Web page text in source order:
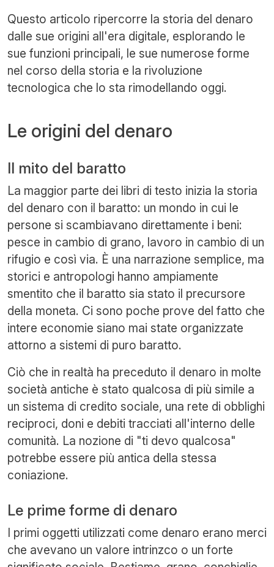
Questo articolo ripercorre la storia del denaro
dalle sue origini all'era digitale, esplorando le
sue funzioni principali, le sue numerose forme
nel corso della storia e la rivoluzione
tecnologica che lo sta rimodellando oggi.
Le origini del denaro
Il mito del baratto
La maggior parte dei libri di testo inizia la storia
del denaro con il baratto: un mondo in cui le
persone si scambiavano direttamente i beni:
pesce in cambio di grano, lavoro in cambio di un
rifugio e così via. È una narrazione semplice, ma
storici e antropologi hanno ampiamente
smentito che il baratto sia stato il precursore
della moneta. Ci sono poche prove del fatto che
intere economie siano mai state organizzate
attorno a sistemi di puro baratto.
Ciò che in realtà ha preceduto il denaro in molte
società antiche è stato qualcosa di più simile a
un sistema di credito sociale, una rete di obblighi
reciproci, doni e debiti tracciati all'interno delle
comunità. La nozione di "ti devo qualcosa"
potrebbe essere più antica della stessa
coniazione.
Le prime forme di denaro
I primi oggetti utilizzati come denaro erano merci
che avevano un valore intrinzco o un forte